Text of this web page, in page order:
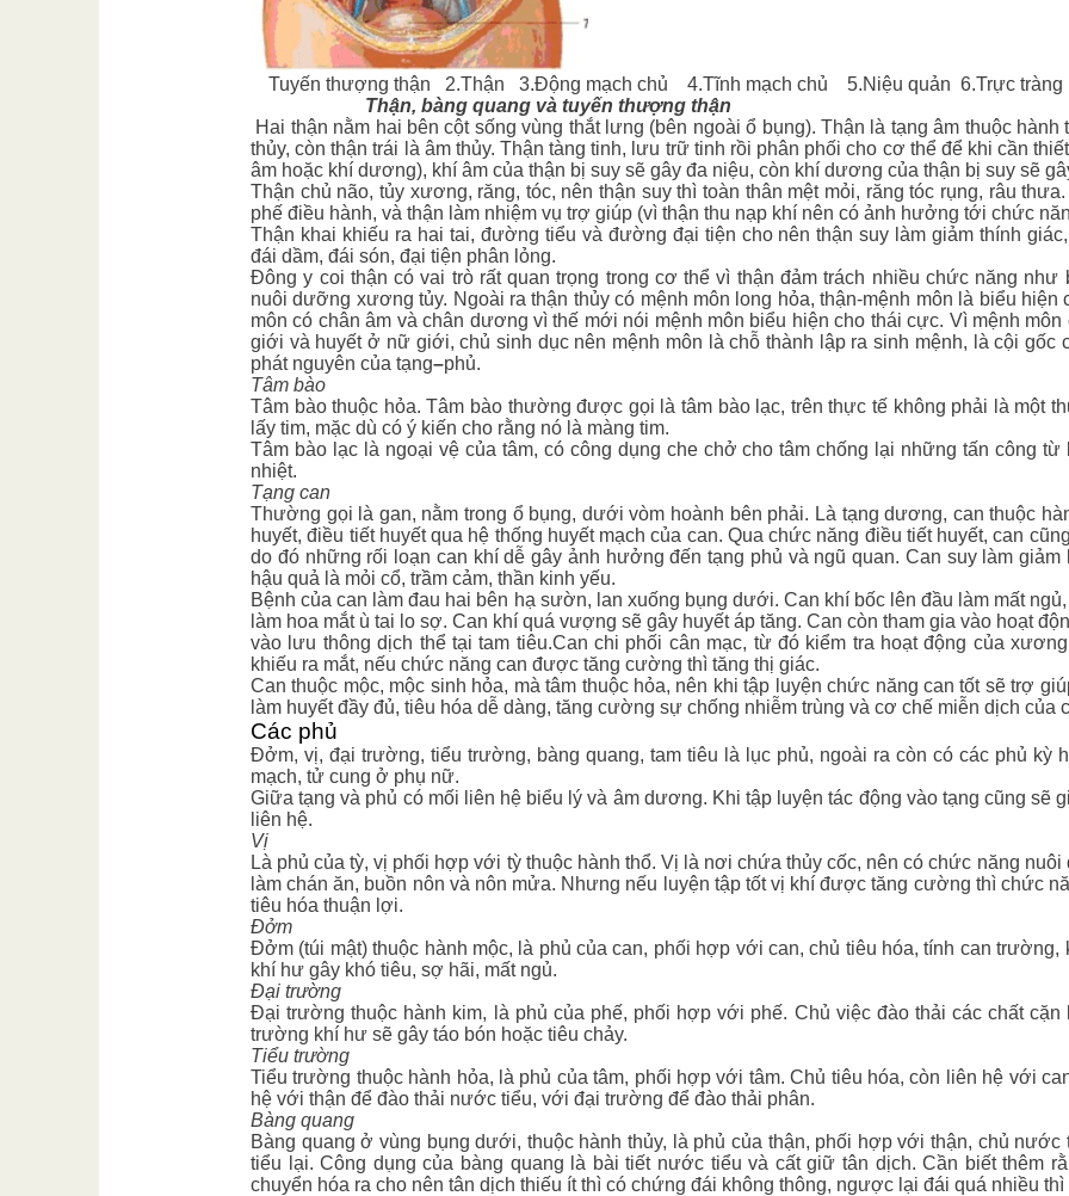
Tuyến thượng thận 2.Thận 3.Động mạch chủ 4.Tĩnh mạch chủ 5.Niệu quản 6.Trực
Thận, bàng quang và tuyến thượng thận
Hai thận nằm hai bên cột sống vùng thắt lưng (bên ngoài ổ bụng). Thận là tạng âm thuộc
thủy, còn thận trái là âm thủy. Thận tàng tinh, lưu trữ tinh rồi phân phối cho cơ thể để khi cần
âm hoặc khí dương), khí âm của thận bị suy sẽ gây đa niệu, còn khí dương của thận bị suy sẽ
Thận chủ não, tủy xương, răng, tóc, nên thận suy thì toàn thân mệt mỏi, răng tóc rụng, râu
phế điều hành, và thận làm nhiệm vụ trợ giúp (vì thận thu nạp khí nên có ảnh hưởng tới chức
Thận khai khiếu ra hai tai, đường tiểu và đường đại tiện cho nên thận suy làm giảm thính
đái dầm, đái són, đại tiện phân lỏng.
Đông y coi thận có vai trò rất quan trọng trong cơ thể vì thận đảm trách nhiều chức năng như
nuôi dưỡng xương tủy. Ngoài ra thận thủy có mệnh môn long hỏa, thận-mệnh môn là biểu hiện
môn có chân âm và chân dương vì thế mới nói mệnh môn biểu hiện cho thái cực. Vì mệnh
giới và huyết ở nữ giới, chủ sinh dục nên mệnh môn là chỗ thành lập ra sinh mệnh, là cội gốc
phát nguyên của tạng–phủ.
Tâm bào
Tâm bào thuộc hỏa. Tâm bào thường được gọi là tâm bào lạc, trên thực tế không phải là một
lấy tim, mặc dù có ý kiến cho rằng nó là màng tim.
Tâm bào lạc là ngoại vệ của tâm, có công dụng che chở cho tâm chống lại những tấn công từ
nhiệt.
Tạng can
Thường gọi là gan, nằm trong ổ bụng, dưới vòm hoành bên phải. Là tạng dương, can thuộc
huyết, điều tiết huyết qua hệ thống huyết mạch của can. Qua chức năng điều tiết huyết, can
do đó những rối loạn can khí dễ gây ảnh hưởng đến tạng phủ và ngũ quan. Can suy làm
hậu quả là mỏi cổ, trầm cảm, thần kinh yếu.
Bệnh của can làm đau hai bên hạ sườn, lan xuống bụng dưới. Can khí bốc lên đầu làm mất
làm hoa mắt ù tai lo sợ. Can khí quá vượng sẽ gây huyết áp tăng. Can còn tham gia vào hoạt
vào lưu thông dịch thể tại tam tiêu.Can chi phối cân mạc, từ đó kiểm tra hoạt động của
khiếu ra mắt, nếu chức năng can được tăng cường thì tăng thị giác.
Can thuộc mộc, mộc sinh hỏa, mà tâm thuộc hỏa, nên khi tập luyện chức năng can tốt sẽ trợ
làm huyết đầy đủ, tiêu hóa dễ dàng, tăng cường sự chống nhiễm trùng và cơ chế miễn dịch của
Các phủ
Đởm, vị, đại trường, tiểu trường, bàng quang, tam tiêu là lục phủ, ngoài ra còn có các phủ kỳ
mạch, tử cung ở phụ nữ.
Giữa tạng và phủ có mối liên hệ biểu lý và âm dương. Khi tập luyện tác động vào tạng cũng sẽ
liên hệ.
Vị
Là phủ của tỳ, vị phối hợp với tỳ thuộc hành thổ. Vị là nơi chứa thủy cốc, nên có chức năng
làm chán ăn, buồn nôn và nôn mửa. Nhưng nếu luyện tập tốt vị khí được tăng cường thì chức
tiêu hóa thuận lợi.
Đởm
Đởm (túi mật) thuộc hành mộc, là phủ của can, phối hợp với can, chủ tiêu hóa, tính can trường,
khí hư gây khó tiêu, sợ hãi, mất ngủ.
Đại trường
Đại trường thuộc hành kim, là phủ của phế, phối hợp với phế. Chủ việc đào thải các chất cặn
trường khí hư sẽ gây táo bón hoặc tiêu chảy.
Tiểu trường
Tiểu trường thuộc hành hỏa, là phủ của tâm, phối hợp với tâm. Chủ tiêu hóa, còn liên hệ với
hệ với thận để đào thải nước tiểu, với đại trường để đào thải phân.
Bàng quang
Bàng quang ở vùng bụng dưới, thuộc hành thủy, là phủ của thận, phối hợp với thận, chủ
tiểu lại. Công dụng của bàng quang là bài tiết nước tiểu và cất giữ tân dịch. Cần biết thêm
chuyển hóa ra cho nên tân dịch thiếu ít thì có chứng đái không thông, ngược lại đái quá nhiều thì